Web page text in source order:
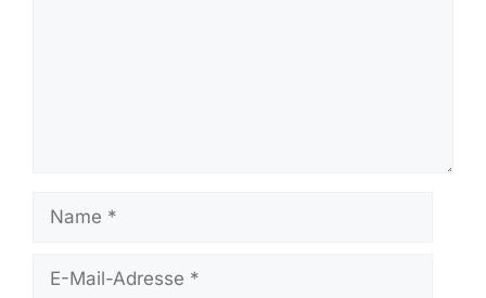
Name